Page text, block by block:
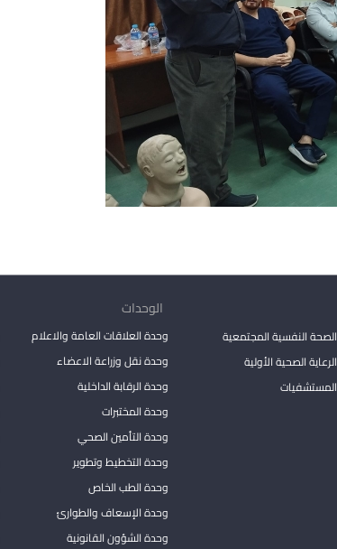
الصحة النفسية المجتمعية
الرعاية الصحية الأولية
المستشفيات
الوحدات
وحدة العلاقات العامة والاعلام
وحدة نقل وزراعة الاعضاء
وحدة الرقابة الداخلية
وحدة المختبرات
وحدة التأمين الصحي
وحدة التخطيط وتطوير
وحدة الطب الخاص
وحدة الإسعاف والطوارئ
وحدة الشؤون القانونية